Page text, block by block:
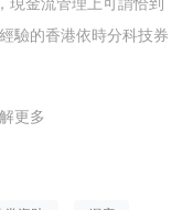
驗的香港依時分科技券
更多